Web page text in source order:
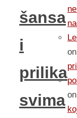
šansa
i
prilika
svima
on
on